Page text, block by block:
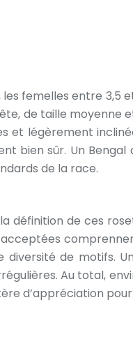
femelles entre 3,5
de taille moyenne
et légèrement
bien sûr. Un
de la race.
définition de ces
de motifs.
Au total,
d’appréciation pour